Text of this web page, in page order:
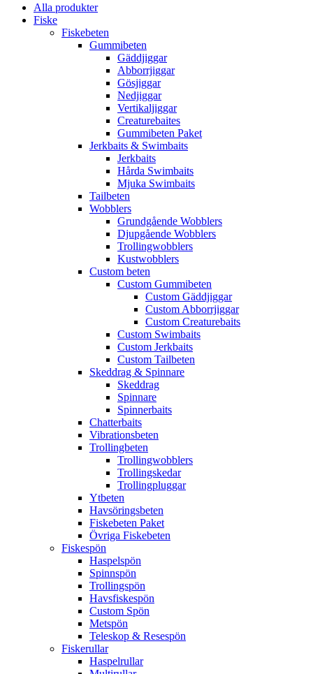
Alla produkter
Fiske
Fiskebeten
Gummibeten
Gäddjiggar
Abborrjiggar
Gösjiggar
Nedjiggar
Vertikaljiggar
Creaturebaites
Gummibeten Paket
Jerkbaits & Swimbaits
Jerkbaits
Hårda Swimbaits
Mjuka Swimbaits
Tailbeten
Wobblers
Grundgående Wobblers
Djupgående Wobblers
Trollingwobblers
Kustwobblers
Custom beten
Custom Gummibeten
Custom Gäddjiggar
Custom Abborrjiggar
Custom Creaturebaits
Custom Swimbaits
Custom Jerkbaits
Custom Tailbeten
Skeddrag & Spinnare
Skeddrag
Spinnare
Spinnerbaits
Chatterbaits
Vibrationsbeten
Trollingbeten
Trollingwobblers
Trollingskedar
Trollingpluggar
Ytbeten
Havsöringsbeten
Fiskebeten Paket
Övriga Fiskebeten
Fiskespön
Haspelspön
Spinnspön
Trollingspön
Havsfiskespön
Custom Spön
Metspön
Teleskop & Resespön
Fiskerullar
Haspelrullar